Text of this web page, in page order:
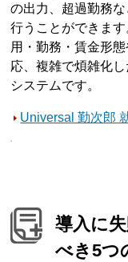
の出力、超過勤務
行うことができま
用・勤務・賃金形
応、複雑で煩雑化
システムです。
Universal 勤次郎
導入に
べき5つ